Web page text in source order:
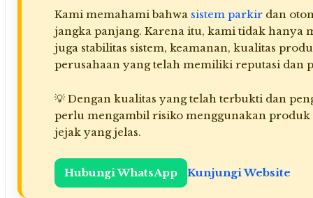
Kami memahami bahwa sistem parkir dan
jangka panjang. Karena itu, kami tidak hanya
juga stabilitas sistem, keamanan, kualitas
perusahaan yang telah memiliki reputasi dan
💡 Dengan kualitas yang telah terbukti dan
perlu mengambil risiko menggunakan
jejak yang jelas.
Hubungi WhatsApp Kunjungi Website